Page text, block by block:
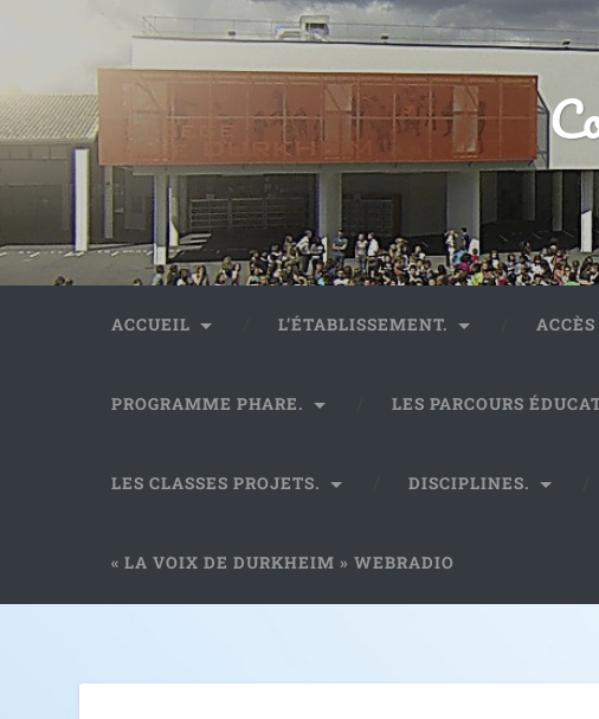
ACCUEIL L’ÉTABLISSEMENT.
PROGRAMME PHARE. LES PARCOURS
LES CLASSES PROJETS. DISCIPLINES.
« LA VOIX DE DURKHEIM » WEBRADIO